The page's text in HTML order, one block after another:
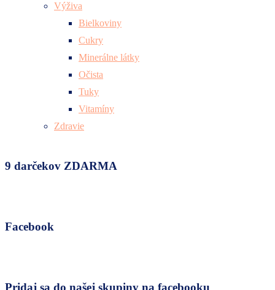
Výživa
Bielkoviny
Cukry
Minerálne látky
Očista
Tuky
Vitamíny
Zdravie
9 darčekov ZDARMA
Facebook
Pridaj sa do našej skupiny na facebooku